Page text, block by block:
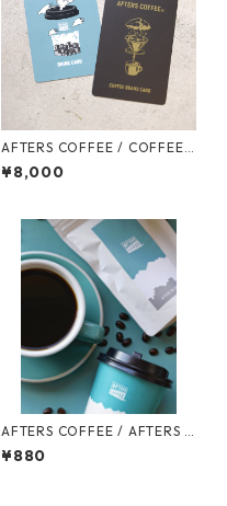
AFTERS COFFEE / COFFEE
BEANS CARD
¥8,000
AFTERS COFFEE / AFTERS B
LEND 100g
¥880